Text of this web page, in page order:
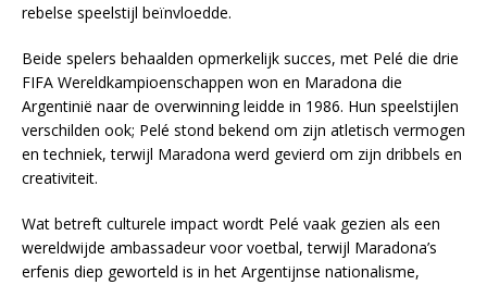
rebelse speelstijl beïnvloedde.
Beide spelers behaalden opmerkelijk succes, met Pelé die drie
FIFA Wereldkampioenschappen won en Maradona die
Argentinië naar de overwinning leidde in 1986. Hun speelstijlen
verschilden ook; Pelé stond bekend om zijn atletisch vermogen
en techniek, terwijl Maradona werd gevierd om zijn dribbels en
creativiteit.
Wat betreft culturele impact wordt Pelé vaak gezien als een
wereldwijde ambassadeur voor voetbal, terwijl Maradona’s
erfenis diep geworteld is in het Argentijnse nationalisme,